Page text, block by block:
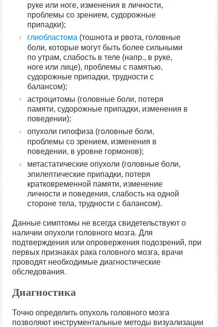
руке или ноге, изменения в личности,
проблемы со зрением, судорожные
припадки);
глиобластома (тошнота и рвота, головные
боли, которые могут быть более сильными
по утрам, слабость в теле (напр., в руке,
ноге или лице), проблемы с памятью,
судорожные припадки, трудности с
балансом);
астроцитомы (головные боли, потеря
памяти, судорожные припадки, изменения в
поведении);
опухоли гипофиза (головные боли,
проблемы со зрением, изменения в
поведении, в уровне гормонов);
метастатические опухоли (головные боли,
эпилептические припадки, потеря
кратковременной памяти, изменение
личности и поведения, слабость на одной
стороне тела, трудности с балансом).
Данные симптомы не всегда свидетельствуют о
наличии опухоли головного мозга. Для
подтверждения или опровержения подозрений, при
первых признаках рака головного мозга, врачи
проводят необходимые диагностические
обследования.
Диагностика
Точно определить опухоль головного мозга
позволяют инструментальные методы визуализации